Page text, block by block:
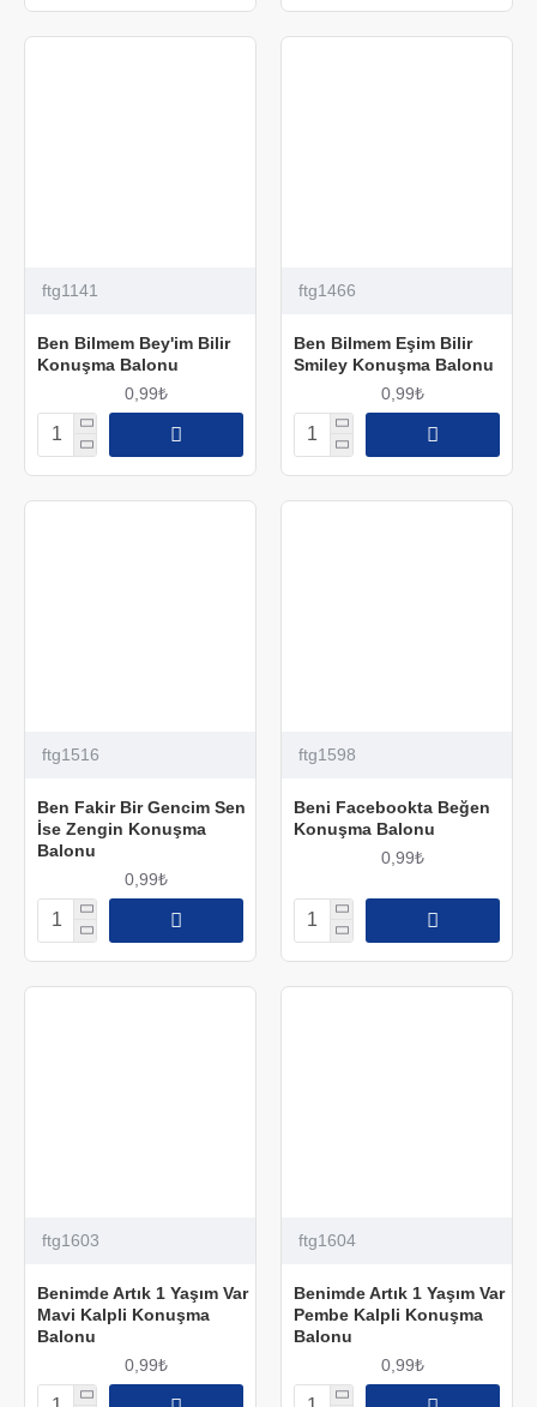
ftg1141
Ben Bilmem Bey'im Bilir
Konuşma Balonu
0,99₺
ftg1466
Ben Bilmem Eşim Bilir
Smiley Konuşma Balonu
0,99₺
ftg1516
Ben Fakir Bir Gencim Sen
İse Zengin Konuşma
Balonu
0,99₺
ftg1598
Beni Facebookta Beğen
Konuşma Balonu
0,99₺
ftg1603
Benimde Artık 1 Yaşım Var
Mavi Kalpli Konuşma
Balonu
0,99₺
ftg1604
Benimde Artık 1 Yaşım Var
Pembe Kalpli Konuşma
Balonu
0,99₺